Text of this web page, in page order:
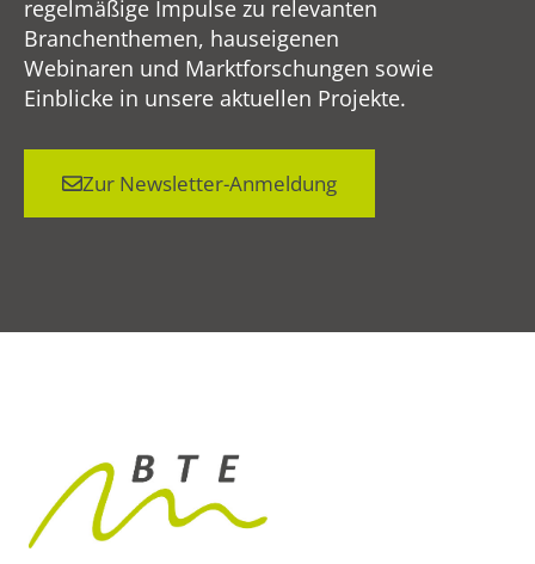
regelmäßige Impulse zu relevanten
Branchenthemen, hauseigenen
Webinaren und Marktforschungen sowie
Einblicke in unsere aktuellen Projekte.
Zur Newsletter-Anmeldung